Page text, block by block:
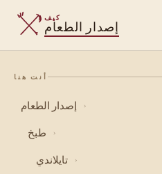
كيف
إصدار الطعام
أنت هنا
إصدار الطعام ›
طبخ ›
تايلاندي ›